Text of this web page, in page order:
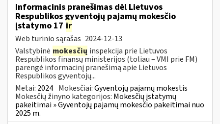
Informacinis pranešimas dėl Lietuvos
Respublikos gyventojų pajamų mokesčio
įstatymo 17 ir
Web turinio sąrašas 2024-12-13
Valstybinė mokesčių inspekcija prie Lietuvos
Respublikos finansų ministerijos (toliau – VMI prie FM)
parengė informacinį pranešimą apie Lietuvos
Respublikos gyventojų...
Metai: 2024 Mokesčiai:Gyventojų pajamų mokestis
Mokesčių žinyno kategorijos: Mokesčių įstatymų
pakeitimai » Gyventojų pajamų mokesčio pakeitimai nuo
2025 m.